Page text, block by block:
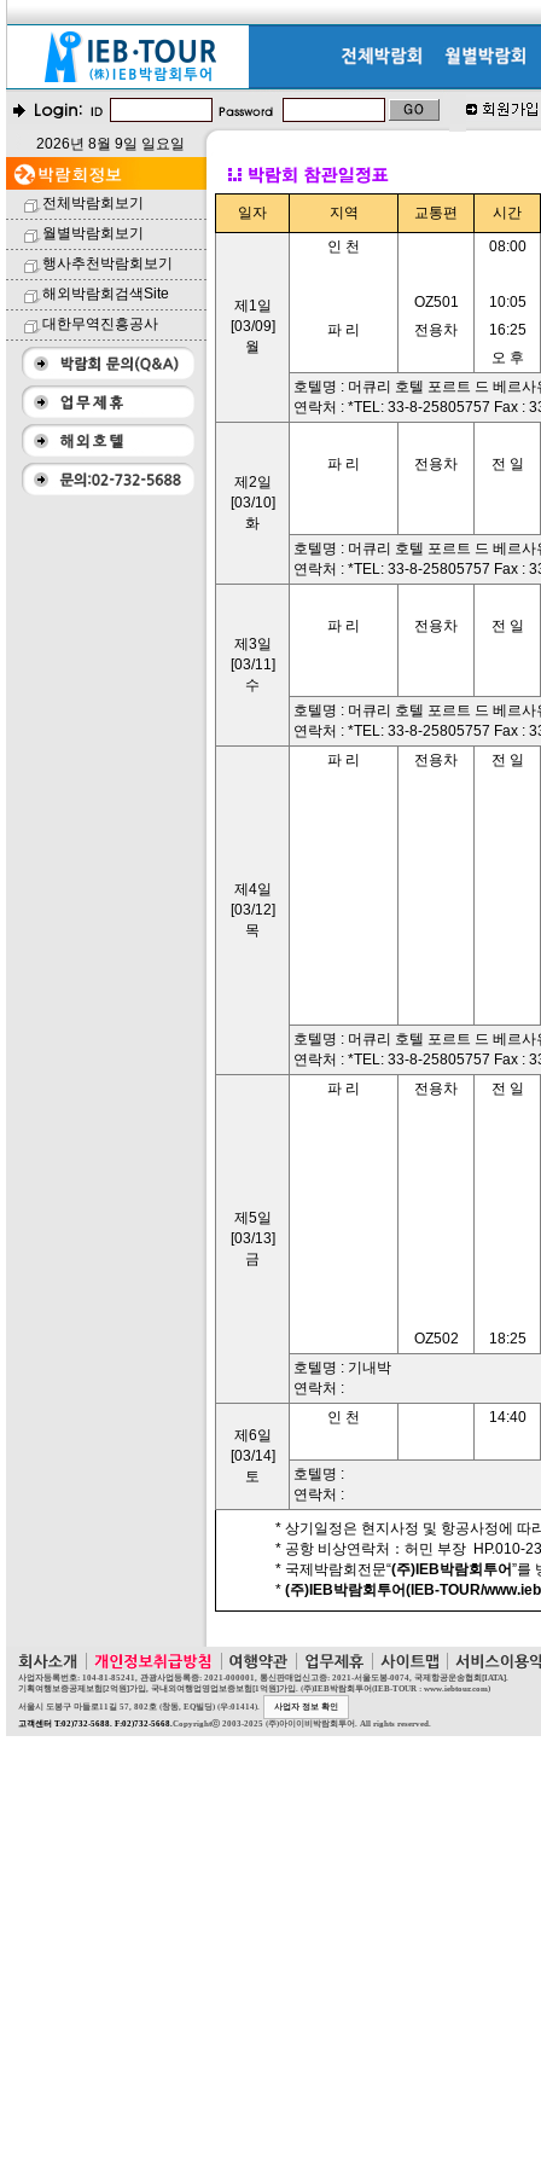
2026년 8월 9일 일요일
전체박람회보기
월별박람회보기
행사추천박람회보기
해외박람회검색Site
대한무역진흥공사
일자 지역 교통편 시간
제1일
[03/09]
월
인 천 08:00
OZ501
10:05
파 리
전용차
16:25
오 후
호텔명 : 머큐리 호텔 포르트 드 베르사
연락처 : *TEL: 33-8-25805757 Fax :
제2일
[03/10]
화
파 리 전용차 전 일
호텔명 : 머큐리 호텔 포르트 드 베르사
연락처 : *TEL: 33-8-25805757 Fax :
제3일
[03/11]
수
파 리 전용차 전 일
호텔명 : 머큐리 호텔 포르트 드 베르사
연락처 : *TEL: 33-8-25805757 Fax :
제4일
[03/12]
목
파 리 전용차 전 일
호텔명 : 머큐리 호텔 포르트 드 베르사
연락처 : *TEL: 33-8-25805757 Fax :
제5일
[03/13]
금
파 리 전용차 전 일
OZ502
18:25
호텔명 : 기내박
연락처 :
제6일
[03/14]
토
인 천 14:40
호텔명 :
연락처 :
* 상기일정은 현지사정 및 항공사정에 따
* 공항 비상연락처：허민 부장 HP.010-
* 국제박람회전문“(주)IEB박람회투어”를
* (주)IEB박람회투어(IEB-TOUR/
사업자등록번호: 104-81-85241, 관광사업등록증: 2021-000001, 통신판매업신고증: 2021-서울도봉-0074, 국제항공운송협회[IATA].
기획여행보증공제보험[2억원]가입, 국내외여행업영업보증보험[1억원]가입. (주)IEB박람회투어(IEB-TOUR : www.iebtour.com)
서울시 도봉구 마들로11길 57, 802호 (창동, EQ빌딩) (우:01414).
사업자 정보 확인
고객센터 T:02)732-5688. F:02)732-5668.Copyrightⓒ 2003-2025 (주)아이이비박람회투어. All rights reserved.